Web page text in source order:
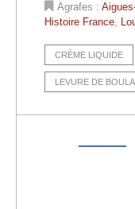
Agrafes :
Histoire France,
CRÈME LIQUIDE
LEVURE DE